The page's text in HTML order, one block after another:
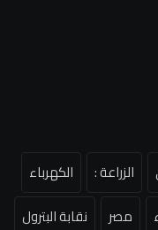
الزراعة :
الكهرباء
مصر
نقابة البترول